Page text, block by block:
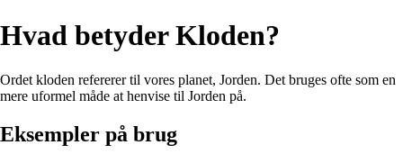
Hvad betyder Kloden?
Ordet kloden refererer til vores planet, Jorden. Det bruges ofte som en
mere uformel måde at henvise til Jorden på.
Eksempler på brug